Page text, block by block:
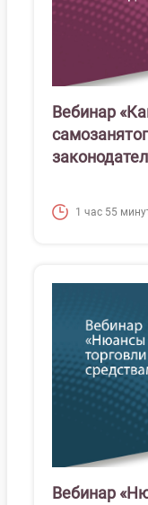
Вебинар
1 час 55
Вебинар